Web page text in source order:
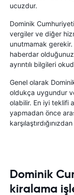
ucuzdur.
Dominik
vergiler ve diğer
unutmamak
haberdar
ayrıntılı bilgileri
Genel olarak
oldukça uygundur
olabilir. En iyi teklifi
yapmadan önce
Dominik
kiralama